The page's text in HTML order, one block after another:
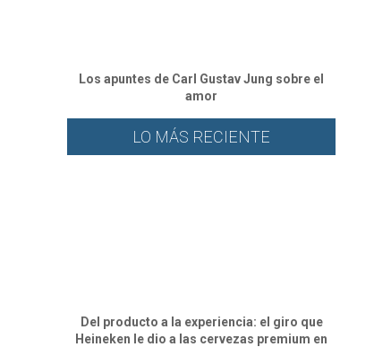
Los apuntes de Carl Gustav Jung sobre el
amor
LO MÁS RECIENTE
Del producto a la experiencia: el giro que
Heineken le dio a las cervezas premium en